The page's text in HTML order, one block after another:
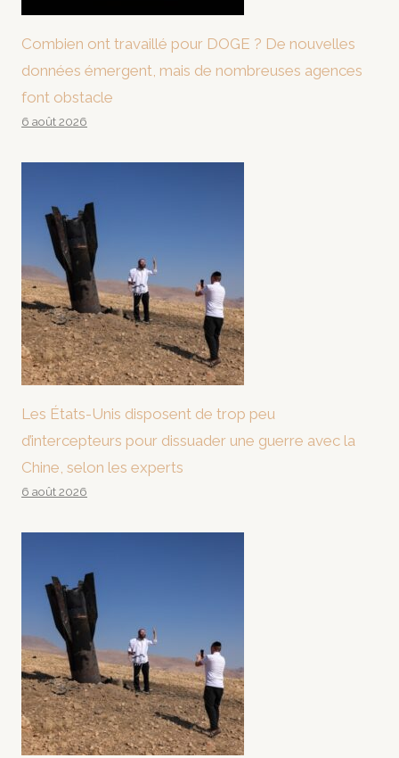
Combien ont travaillé pour DOGE ? De nouvelles
données émergent, mais de nombreuses agences
font obstacle
6 août 2026
Les États-Unis disposent de trop peu
d’intercepteurs pour dissuader une guerre avec la
Chine, selon les experts
6 août 2026